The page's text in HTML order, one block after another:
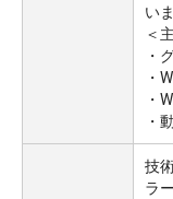
い
＜
・
・
・
・
技
ラ